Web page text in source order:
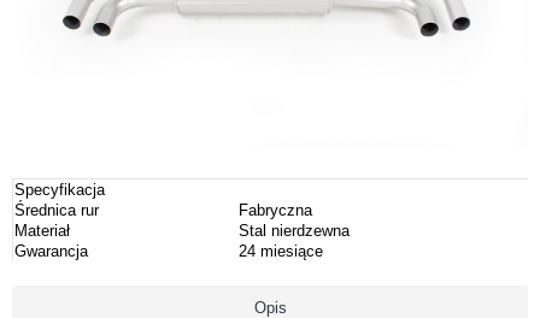
Specyfikacja
Średnica rur
Fabryczna
Materiał
Stal nierdzewna
Gwarancja
24 miesiące
Opis